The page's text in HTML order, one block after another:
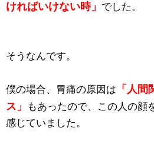
ければいけない時」 でした。
そうなんです。
僕の場合、胃痛の原因は 「人
ス」
もあったので、この人の顔
感じていました。